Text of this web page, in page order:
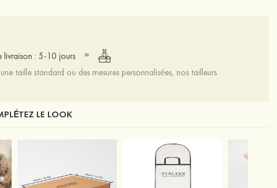
livraison : 5-10 jours
=
taille standard ou des mesures personnalisées, nos tailleurs
LE LOOK